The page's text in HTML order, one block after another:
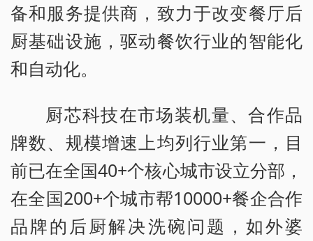
备和服务提供商，致力于改变餐厅后
厨基础设施，驱动餐饮行业的智能化
和自动化。
厨芯科技在市场装机量、合作品
牌数、规模增速上均列行业第一，目
前已在全国40+个核心城市设立分部，
在全国200+个城市帮10000+餐企合作
品牌的后厨解决洗碗问题，如外婆